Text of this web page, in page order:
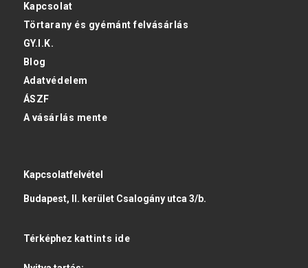
Kapcsolat
Törtarany és gyémánt felvásárlás
GY.I.K.
Blog
Adatvédelem
ÁSZF
A vásárlás mente
Kapcsolatfelvétel
Budapest, II. kerület Csalogány utca 3/b.
Térképhez kattints ide